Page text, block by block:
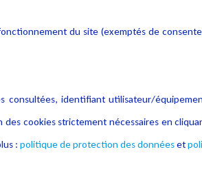
du site (exemptés de
consultées, identifiant utilisateur/
cookies strictement nécessaires en
: politique de protection des donnéeset